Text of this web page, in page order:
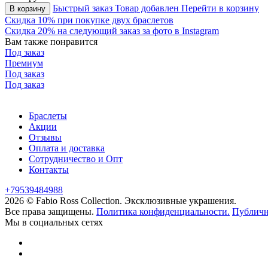
В корзину Быстрый заказ Товар добавлен Перейти в корзину
Скидка 10% при покупке двух браслетов
Скидка 20% на следующий заказ за фото в Instagram
Вам также понравится
Под заказ
Премиум
Под заказ
Под заказ
Браслеты
Акции
Отзывы
Оплата и доставка
Сотрудничество и Опт
Контакты
+79539484988
2026 © Fabio Ross Collection. Эксклюзивные украшения.
Все права защищены. Политика конфиденциальности.
Мы в социальных сетях